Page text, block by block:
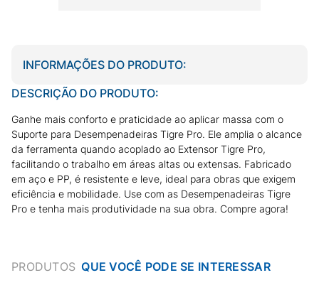
INFORMAÇÕES DO PRODUTO:
DESCRIÇÃO DO PRODUTO:
Ganhe mais conforto e praticidade ao aplicar massa com o
Suporte para Desempenadeiras Tigre Pro. Ele amplia o alcance
da ferramenta quando acoplado ao Extensor Tigre Pro,
facilitando o trabalho em áreas altas ou extensas. Fabricado
em aço e PP, é resistente e leve, ideal para obras que exigem
eficiência e mobilidade. Use com as Desempenadeiras Tigre
Pro e tenha mais produtividade na sua obra. Compre agora!
PRODUTOS